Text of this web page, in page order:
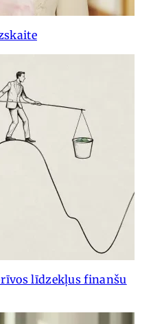
līdzekļus finanšu